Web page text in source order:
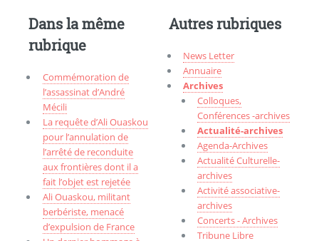
Dans la même
rubrique
Commémoration de
l’assassinat d’André
Mécili
La requête d’Ali Ouaskou
pour l’annulation de
l’arrêté de reconduite
aux frontières dont il a
fait l’objet est rejetée
Ali Ouaskou, militant
berbériste, menacé
d’expulsion de France
Autres rubriques
News Letter
Annuaire
Archives
Colloques,
Conférences -archives
Actualité-archives
Agenda-Archives
Actualité Culturelle-
archives
Activité associative-
archives
Concerts - Archives
Tribune Libre